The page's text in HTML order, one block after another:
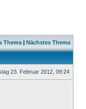
Thema | Nächstes Thema
23. Februar 2012, 09:24